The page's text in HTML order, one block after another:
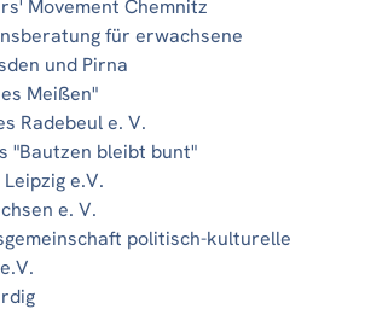
Movement Chemnitz
für erwachsene
und Pirna
Meißen"
Radebeul e. V.
"Bautzen bleibt bunt"
e.V.
e. V.
politisch-kulturelle